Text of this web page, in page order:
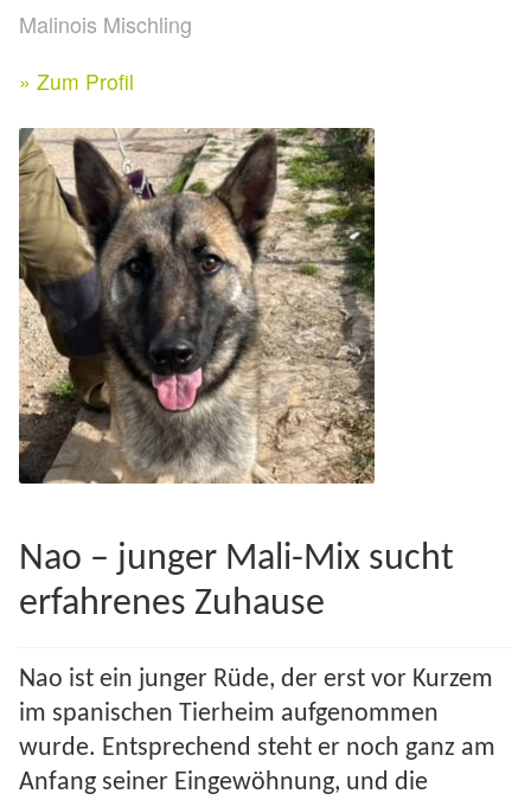
Ihre/Eure Spenden – Januar bis Juni 2026
Spenden 2025
Juli bis Dezember 2025
Januar bis Juni 2025
Spenden 2024
Juli bis Dezember 2024
Spenden 2023
Januar bis Juni 2023
Spenden 2022
Facebook
Instagram
Malinois Mischling
» Zum Profil
Nao – junger Mali-Mix sucht
erfahrenes Zuhause
Nao ist ein junger Rüde, der erst vor Kurzem
im spanischen Tierheim aufgenommen
wurde. Entsprechend steht er noch ganz am
Anfang seiner Eingewöhnung, und die